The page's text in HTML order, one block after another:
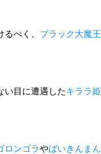
べく、 ブラック大魔王
い目に遭遇したキララ姫
ロンゴラやばいきんまん